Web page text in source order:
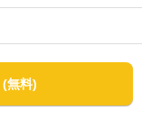
(無料)